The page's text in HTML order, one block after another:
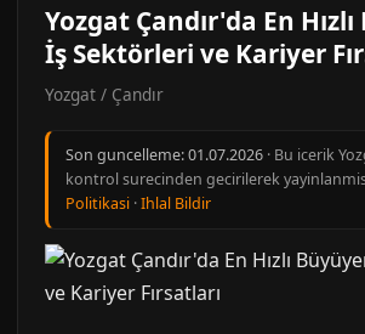
Yozgat Çandır'da En
İş Sektörleri ve Kariyer
Yozgat / Çandır
Son guncelleme:01.07.2026 · Bu icerik
kontrol surecinden gecirilerek
Politikasi ·Ihlal Bildir